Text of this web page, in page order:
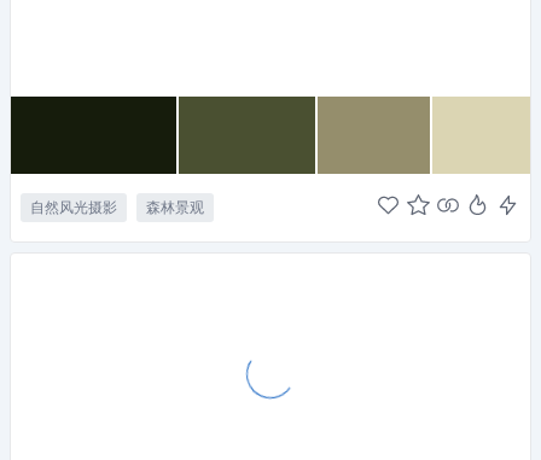
自然风光摄影 森林景观